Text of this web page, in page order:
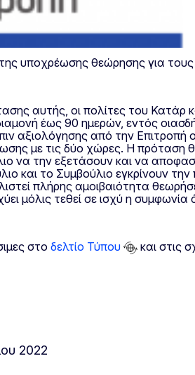
υποχρέωσης θεώρησης για
αυτής, οι πολίτες του Κατάρ
έως 90 ημερών, εντός
αξιολόγησης από την Επιτροπή
με τις δύο χώρες. Η
να την εξετάσουν και να
και το Συμβούλιο εγκρίνουν
πλήρης αμοιβαιότητα
μόλις τεθεί σε ισχύ η
στο δελτίο Τύπου και στις
2022